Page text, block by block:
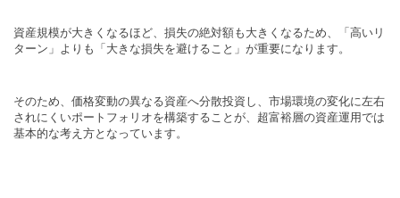
資産規模が大きくなるほど、損失の絶対額も大きくなるため、「高いリ
ターン」よりも「大きな損失を避けること」が重要になります。
そのため、価格変動の異なる資産へ分散投資し、市場環境の変化に左右
されにくいポートフォリオを構築することが、超富裕層の資産運用では
基本的な考え方となっています。